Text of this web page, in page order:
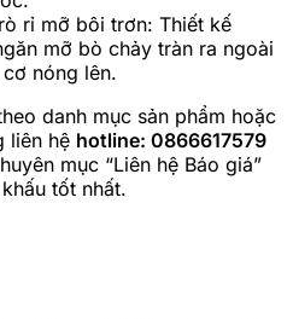
rỉ mỡ bôi trơn: Thiết kế
mỡ bò chảy tràn ra ngoài
nóng lên.
danh mục sản phẩm hoặc
liên hệ hotline: 0866617579
mục “Liên hệ Báo giá”
tốt nhất.